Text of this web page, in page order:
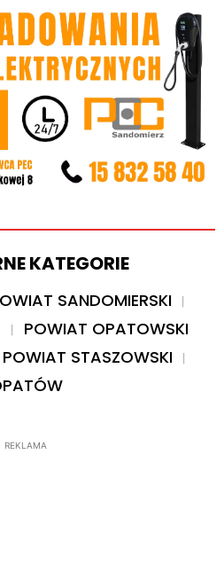
KATEGORIE
SANDOMIERSKI
POWIAT OPATOWSKI
POWIAT STASZOWSKI
REKLAMA